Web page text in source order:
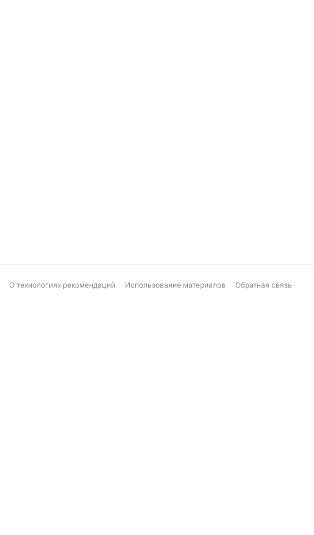
О технологиях рекомендаций Использование материалов Обратная связь